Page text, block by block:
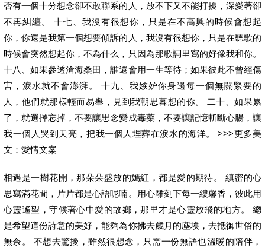
否有一個十分想念卻不敢聯系的人，放不下又不能打擾，深愛著卻
不再糾纏。 十七、我沒有很想你，只是在不高興的時候會想起
你，你還是我第一個想要傾訴的人，我沒有很想你，只是在聽歌的
時候會突然想起你，不為什么，只因為那歌詞里寫的好像我和你。
十八、如果參透滄海桑田，誰還會用一生等待；如果彼此不曾經傷
害，淚水就不會澎湃。 十九、我嫉妒你身邊每一個無關緊要的
人，他們就那樣輕而易舉，見到我朝思暮想的你。 二十、如果累
了，就選擇忘掉，不要讓思念變成毒藥，不要讓記憶斬斷心腸，讓
我一個人哭到天亮，把我一個人埋葬在淚水的海洋。 >>>更多美
文：愛情文案
相遇是一樹花開，那朵朵盛放的嫣紅，都是愛的期待。 縝密的心
思寫滿花間，片片都是心語呢喃。用心雕刻下每一縷馨香，彼此用
心靈遙望，守候著心中愛的故鄉，那里才是心靈放飛的地方。 總
是希望這份詩意的美好，能夠為你拂去歲月的塵埃，去抵御世俗的
無奈。 不想去驚擾，雖然很想念，只需一份無語也溫暖的陪伴，